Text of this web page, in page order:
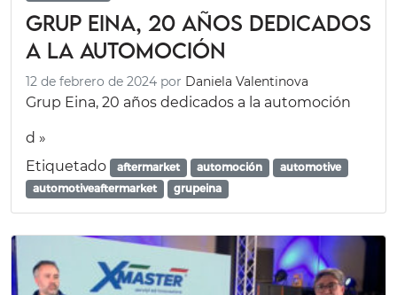
Grup Eina, 20 años dedicados
a la automoción
12 de febrero de 2024 por Daniela Valentinova
Grup Eina, 20 años dedicados a la automoción
d »
Etiquetado
aftermarket automoción
automotive
automotiveaftermarket
grupeina